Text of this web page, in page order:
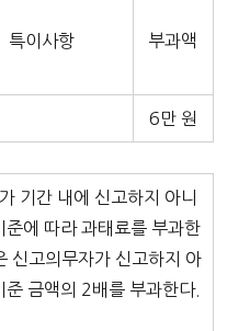
특이사항 부과액
6만 원
기간 내에 신고하지 아니
에 따라 과태료를 부과한
신고의무자가 신고하지 아
금액의 2배를 부과한다.